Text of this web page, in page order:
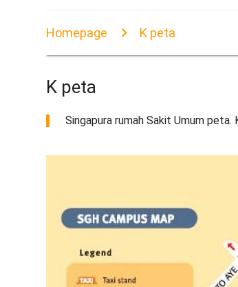
Homepage K peta
K peta
Singapura rumah Sakit Umum